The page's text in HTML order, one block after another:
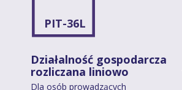
PIT-36L
Działalność gospodarcza
rozliczana liniowo
Dla osób prowadzących